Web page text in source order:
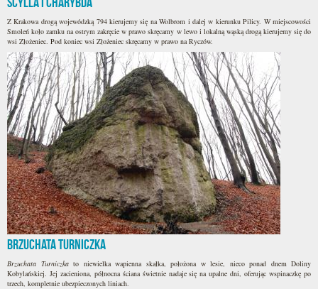
Z Krakowa drogą wojewódzką 794 kierujemy się na Wolbrom i dalej w kierunku Pilicy. W miejscowości
Smoleń koło zamku na ostrym zakręcie w prawo skręcamy w lewo i lokalną wąską drogą kierujemy się do
wsi Złożeniec. Pod koniec wsi Złożeniec skręcamy w prawo na Ryczów.
Brzuchata Turniczka
Brzuchata Turniczka to niewielka wapienna skałka, położona w lesie, nieco ponad dnem Doliny
Kobylańskiej. Jej zacieniona, północna ściana świetnie nadaje się na upalne dni, oferując wspinaczkę po
trzech, kompletnie ubezpieczonych liniach.